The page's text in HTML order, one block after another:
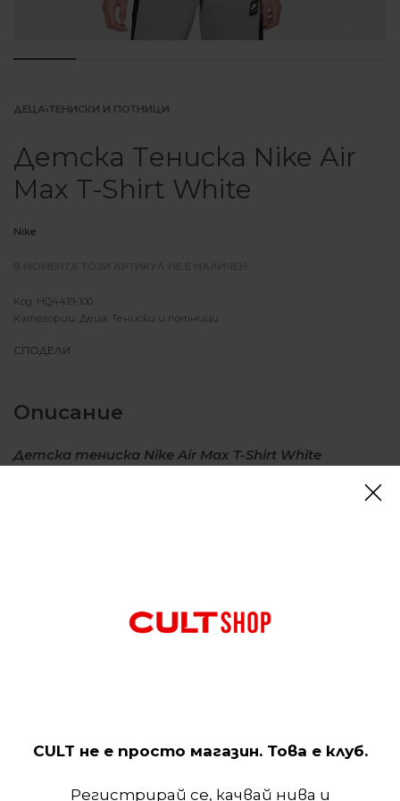
ДЕЦА›ТЕНИСКИ И ПОТНИЦИ
Детска Tениска Nike Air
Max T-Shirt White
Nike
HQ4419-100
Категории: Деца Тениски и потници
СПОДЕЛИ
Описание
Детска тениска Nike Air Max T-Shirt White
CULT не е просто магазин. Това е клуб.
Регистрирай се, качвай нива и